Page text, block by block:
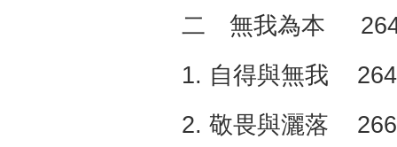
二 無我為本
1. 自得與無我 264
2. 敬畏與灑落 266